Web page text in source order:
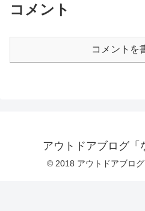
コメント
コメントを
アウトドアブログ「
© 2018 アウトドアブログ